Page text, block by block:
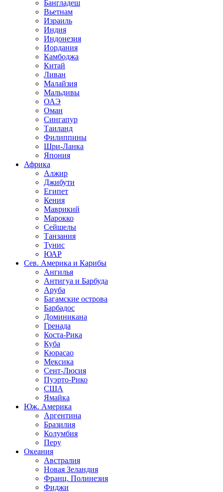
Бангладеш
Вьетнам
Израиль
Индия
Индонезия
Иордания
Камбоджа
Китай
Ливан
Малайзия
Мальдивы
ОАЭ
Оман
Сингапур
Таиланд
Филиппины
Шри-Ланка
Япония
Африка
Алжир
Джибути
Египет
Кения
Маврикий
Марокко
Сейшелы
Танзания
Тунис
ЮАР
Сев. Америка и Карибы
Ангилья
Антигуа и Барбуда
Аруба
Багамские острова
Барбадос
Доминикана
Гренада
Коста-Рика
Куба
Кюрасао
Мексика
Сент-Люсия
Пуэрто-Рико
США
Ямайка
Юж. Америка
Аргентина
Бразилия
Колумбия
Перу
Океания
Австралия
Новая Зеландия
Франц. Полинезия
Фиджи